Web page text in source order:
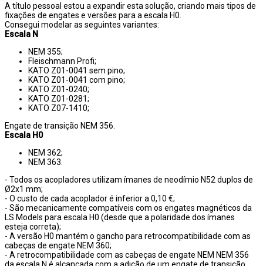
A título pessoal estou a expandir esta solução, criando mais tipos de
fixações de engates e versões para a escala H0.
Consegui modelar as seguintes variantes:
Escala N
NEM 355;
Fleischmann Profi;
KATO Z01-0041 sem pino;
KATO Z01-0041 com pino;
KATO Z01-0240;
KATO Z01-0281;
KATO Z07-1410;
Engate de transição NEM 356.
Escala H0
NEM 362;
NEM 363.
- Todos os acopladores utilizam ímanes de neodímio N52 duplos de
Ø2x1 mm;
- O custo de cada acoplador é inferior a 0,10 €;
- São mecanicamente compatíveis com os engates magnéticos da
LS Models para escala H0 (desde que a polaridade dos ímanes
esteja correta);
- A versão H0 mantém o gancho para retrocompatibilidade com as
cabeças de engate NEM 360;
- A retrocompatibilidade com as cabeças de engate NEM NEM 356